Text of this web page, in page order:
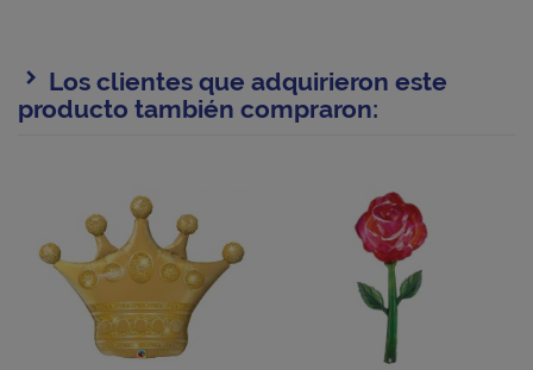
Los clientes que adquirieron este
producto también compraron: